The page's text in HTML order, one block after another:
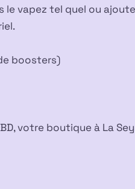
le vapez tel quel ou
boosters)
votre boutique à La